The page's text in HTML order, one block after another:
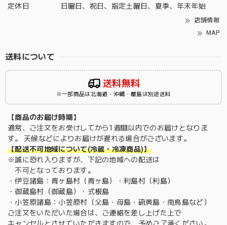
定休日
日曜日、祝日、指定土曜日、夏季、年末年始
店舗情報
MAP
送料について
送料無料
※一部商品は北海道・沖縄・離島は別途送料
【商品のお届け時期】
通常、ご注文をお受けしてから1週間以内でのお届けとなりま
す。 天候などによりお届けが遅れる場合がございます。
【配送不可地域について(冷蔵・冷凍商品)】
※誠に恐れ入りますが、下記の地域への配送は
不可となっております。
・伊豆諸島：青ヶ島村（青ヶ島）・利島村（利島）
・御蔵島村（御蔵島）・式根島
・小笠原諸島：小笠原村（父島・母島・硫黄島・南鳥島など）
ご注文をいただいた場合は、ご連絡を差し上げた上で